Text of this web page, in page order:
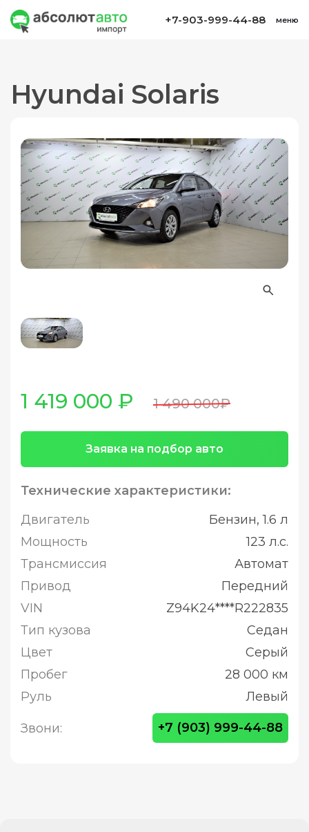
+7-903-999-44-88 меню
Hyundai Solaris
1 419 000 ₽ 1 490 000₽
Заявка на подбор авто
Технические характеристики:
Двигатель
Бензин, 1.6 л
Мощность
123 л.с.
Трансмиссия
Автомат
Привод
Передний
VIN
Z94K24****R222835
Тип кузова
Седан
Цвет
Серый
Пробег
28 000 км
Руль
Левый
Звони: +7 (903) 999-44-88